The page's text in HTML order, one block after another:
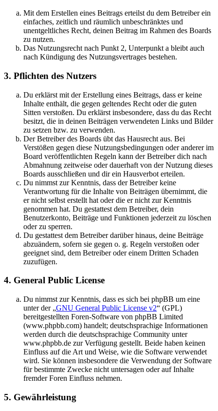
Mit dem Erstellen eines Beitrags erteilst du dem Betreiber ein
einfaches, zeitlich und räumlich unbeschränktes und
unentgeltliches Recht, deinen Beitrag im Rahmen des Boards
zu nutzen.
Das Nutzungsrecht nach Punkt 2, Unterpunkt a bleibt auch
nach Kündigung des Nutzungsvertrages bestehen.
3. Pflichten des Nutzers
Du erklärst mit der Erstellung eines Beitrags, dass er keine
Inhalte enthält, die gegen geltendes Recht oder die guten
Sitten verstoßen. Du erklärst insbesondere, dass du das Recht
besitzt, die in deinen Beiträgen verwendeten Links und Bilder
zu setzen bzw. zu verwenden.
Der Betreiber des Boards übt das Hausrecht aus. Bei
Verstößen gegen diese Nutzungsbedingungen oder anderer im
Board veröffentlichten Regeln kann der Betreiber dich nach
Abmahnung zeitweise oder dauerhaft von der Nutzung dieses
Boards ausschließen und dir ein Hausverbot erteilen.
Du nimmst zur Kenntnis, dass der Betreiber keine
Verantwortung für die Inhalte von Beiträgen übernimmt, die
er nicht selbst erstellt hat oder die er nicht zur Kenntnis
genommen hat. Du gestattest dem Betreiber, dein
Benutzerkonto, Beiträge und Funktionen jederzeit zu löschen
oder zu sperren.
Du gestattest dem Betreiber darüber hinaus, deine Beiträge
abzuändern, sofern sie gegen o. g. Regeln verstoßen oder
geeignet sind, dem Betreiber oder einem Dritten Schaden
zuzufügen.
4. General Public License
Du nimmst zur Kenntnis, dass es sich bei phpBB um eine
unter der „GNU General Public License v2“ (GPL)
bereitgestellten Foren-Software von phpBB Limited
(www.phpbb.com) handelt; deutschsprachige Informationen
werden durch die deutschsprachige Community unter
www.phpbb.de zur Verfügung gestellt. Beide haben keinen
Einfluss auf die Art und Weise, wie die Software verwendet
wird. Sie können insbesondere die Verwendung der Software
für bestimmte Zwecke nicht untersagen oder auf Inhalte
fremder Foren Einfluss nehmen.
5. Gewährleistung